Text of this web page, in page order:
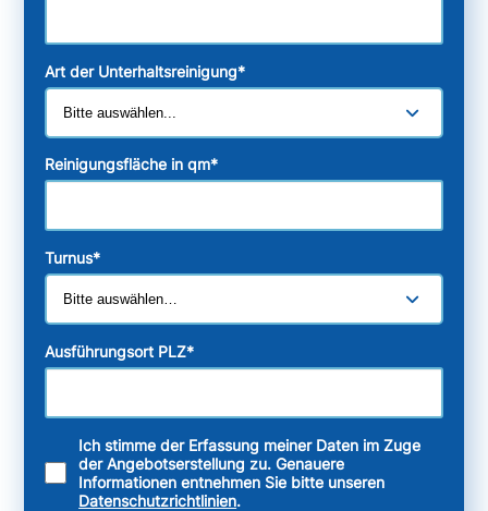
Art der Unterhaltsreinigung*
Reinigungsfläche in qm*
Turnus*
Ausführungsort PLZ*
Ich stimme der Erfassung meiner Daten im Zuge
der Angebotserstellung zu. Genauere
Informationen entnehmen Sie bitte unseren
Datenschutzrichtlinien.